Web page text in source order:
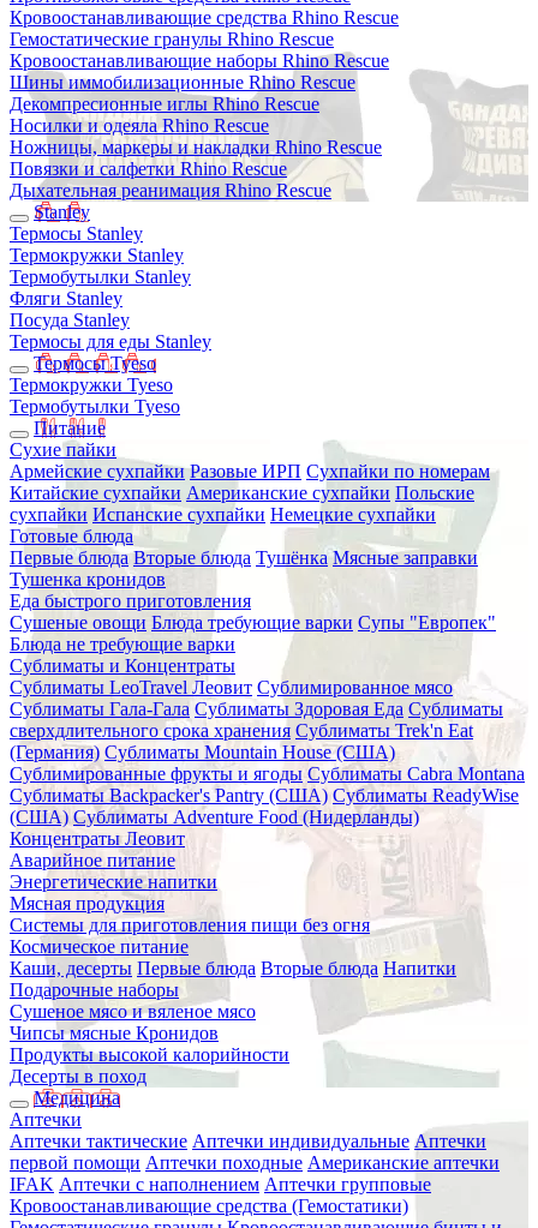
Кровоостанавливающие средства Rhino Rescue
Гемостатические гранулы Rhino Rescue
Кровоостанавливающие наборы Rhino Rescue
Шины иммобилизационные Rhino Rescue
Декомпресионные иглы Rhino Rescue
Носилки и одеяла Rhino Rescue
Ножницы, маркеры и накладки Rhino Rescue
Повязки и салфетки Rhino Rescue
Дыхательная реанимация Rhino Rescue
Stanley
Термосы Stanley
Термокружки Stanley
Термобутылки Stanley
Фляги Stanley
Посуда Stanley
Термосы для еды Stanley
Термосы Tyeso
Термокружки Tyeso
Термобутылки Tyeso
Питание
Сухие пайки
Армейские сухпайки Разовые ИРП Сухпайки по номерам
Китайские сухпайки Американские сухпайки Польские
сухпайки Испанские сухпайки Немецкие сухпайки
Готовые блюда
Первые блюда Вторые блюда Тушёнка Мясные заправки
Тушенка кронидов
Еда быстрого приготовления
Сушеные овощи Блюда требующие варки Супы "Европек"
Блюда не требующие варки
Сублиматы и Концентраты
Сублиматы LeoTravel Леовит Сублимированное мясо
Сублиматы Гала-Гала Сублиматы Здоровая Еда Сублиматы
сверхдлительного срока хранения Сублиматы Trek'n Eat
(Германия) Сублиматы Mountain House (США)
Сублимированные фрукты и ягоды Сублиматы Cabra Montana
Сублиматы Backpacker's Pantry (США) Сублиматы ReadyWise
(США) Сублиматы Adventure Food (Нидерланды)
Концентраты Леовит
Аварийное питание
Энергетические напитки
Мясная продукция
Системы для приготовления пищи без огня
Космическое питание
Каши, десерты Первые блюда Вторые блюда Напитки
Подарочные наборы
Сушеное мясо и вяленое мясо
Чипсы мясные Кронидов
Продукты высокой калорийности
Десерты в поход
Медицина
Аптечки
Аптечки тактические Аптечки индивидуальные Аптечки
первой помощи Аптечки походные Американские аптечки
IFAK Аптечки с наполнением Аптечки групповые
Кровоостанавливающие средства (Гемостатики)